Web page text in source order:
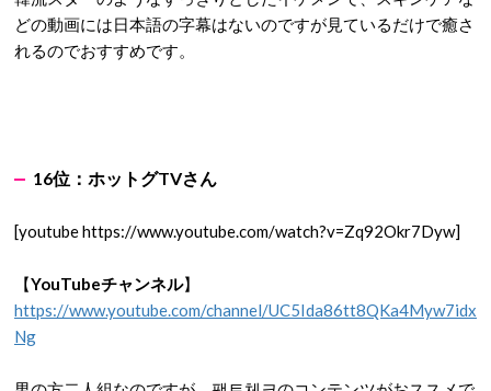
どの動画には日本語の字幕はないのですが見ているだけで癒さ
れるのでおすすめです。
16位： ホットグTVさん
[youtube https://www.youtube.com/watch?v=Zq92Okr7Dyw]
【YouTubeチャンネル】
https://www.youtube.com/channel/UC5Ida86tt8QKa4Myw7idx
Ng